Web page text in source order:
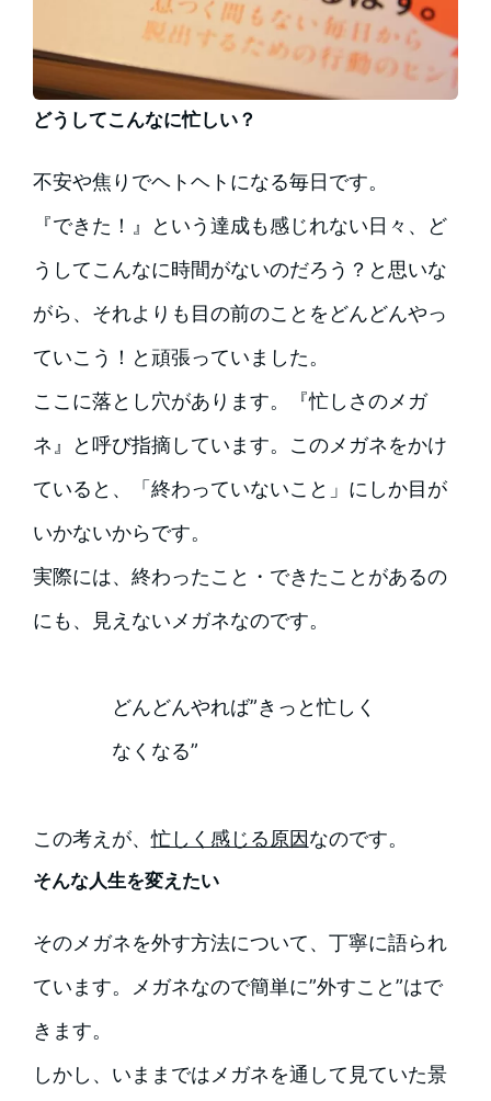
どうしてこんなに忙しい？
不安や焦りでヘトヘトになる毎日です。
『できた！』という達成も感じれない日々、ど
うしてこんなに時間がないのだろう？と思いな
がら、それよりも目の前のことをどんどんやっ
ていこう！と頑張っていました。
ここに落とし穴があります。『忙しさのメガ
ネ』と呼び指摘しています。このメガネをかけ
ていると、「終わっていないこと」にしか目が
いかないからです。
実際には、終わったこと・できたことがあるの
にも、見えないメガネなのです。
どんどんやれば”きっと忙しく
なくなる”
この考えが、忙しく感じる原因なのです。
そんな人生を変えたい
そのメガネを外す方法について、丁寧に語られ
ています。メガネなので簡単に”外すこと”はで
きます。
しかし、いままではメガネを通して見ていた景